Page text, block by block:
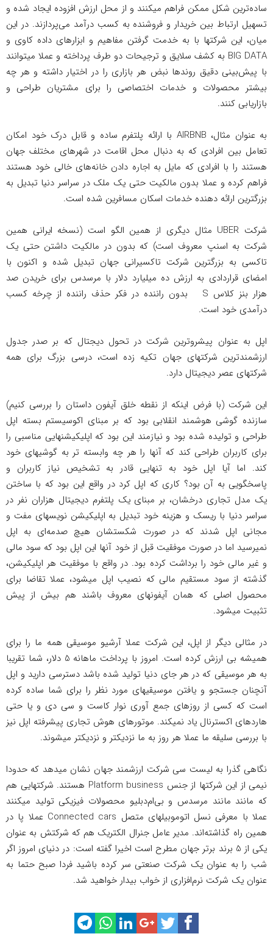
ساده‌ترین شکل ممکن فراهم میکنند و از محل ارزش افزوده ایجاد شده و
تسهیل ارتباط بین خریدار و فروشنده به کسب درآمد می‌پردازند. در این
میان، این شرکتها با به خدمت گرفتن مفاهیم و ابزارهای داده کاوی و
BIG DATA به کشف سلایق و ترجیحات دو طرف پرداخته و عملا میتوانند
با پیش‌بینی دقیق روندها نبض هر بازاری را در اختیار داشته و هر چه
بیشتر محصولات و خدمات اختصاصی را برای مشتریان طراحی و
بازاریابی کنند.
به عنوان مثال، AIRBNB با ارائه پلتفرم ساده و قابل درک خود امکان
تعامل بین افرادی که به دنبال محل اقامت در شهرهای مختلف جهان
هستند را با افرادی که مایل به اجاره دادن خانه‌های خالی خود هستند
فراهم کرده و عملا بدون مالکیت حتی یک ملک در سراسر دنیا تبدیل به
بزرگترین ارائه دهنده خدمات اسکان مسافرین شده است.
شرکت UBER مثال دیگری از همین الگو است (نسخه ایرانی همین
شرکت به اسنپ معروف است) که بدون در مالکیت داشتن حتی یک
تاکسی به بزرگترین شرکت تاکسیرانی جهان تبدیل شده و اکنون با
امضای قراردادی به ارزش ده میلیارد دلار با مرسدس برای خریدن صد
هزار بنز کلاس S بدون راننده در فکر حذف راننده از چرخه کسب
درآمدی خود است.
اپل به عنوان پیشروترین شرکت در تحول دیجتال که بر صدر جدول
ارزشمندترین شرکتهای جهان تکیه زده است، درسی بزرگ برای همه
شرکتهای عصر دیجیتال دارد.
این شرکت (با فرض اینکه از نقطه خلق آیفون داستان را بررسی کنیم)
سازنده گوشی هوشمند انقلابی بود که بر مبنای اکوسیستم بسته اپل
طراحی و تولیده شده بود و نیازمند این بود که اپلیکیشنهایی مناسبی را
برای کاربران طراحی کند که آنها را هر چه وابسته تر به گوشیهای خود
کند. اما آیا اپل خود به تنهایی قادر به تشخیص نیاز کاربران و
پاسخگویی به آن بود؟ کاری که اپل کرد در واقع این بود که با ساختن
یک مدل تجاری درخشان، بر مبنای یک پلتفرم دیجیتال هزاران نفر در
سراسر دنیا با ریسک و هزینه خود تبدیل به اپلیکیشن نویسهای مفت و
مجانی اپل شدند که در صورت شکستشان هیچ صدمه‌ای به اپل
نمیرسید اما در صورت موفقیت قبل از خود آنها این اپل بود که سود مالی
و غیر مالی خود را برداشت کرده بود. در واقع با موفقیت هر اپلیکیشن،
گذشته از سود مستقیم مالی که نصیب اپل میشود، عملا تقاضا برای
محصول اصلی که همان آیفونهای معروف باشند هم بیش از پیش
تثبیت میشود.
در مثالی دیگر از اپل، این شرکت عملا آرشیو موسیقی همه ما را برای
همیشه بی ارزش کرده است. امروز با پرداخت ماهانه 5 دلار، شما تقریبا
به هر موسیقی که در هر جای دنیا تولید شده باشد دسترسی دارید و اپل
آنچنان جستجو و یافتن موسیقیهای مورد نظر را برای شما ساده کرده
است که کسی از روزهای جمع آوری نوار کاست و سی دی و یا حتی
هاردهای اکسترنال یاد نمیکند. موتورهای هوش تجاری پیشرفته اپل نیز
با بررسی سلیقه ما عملا هر روز به ما نزدیکتر و نزدیکتر میشوند.
نگاهی گذرا به لیست سی شرکت ارزشمند جهان نشان میدهد که حدودا
نیمی از این شرکتها از جنس Platform business هستند. شرکتهایی هم
که مانند مانند مرسدس و بی‌ام‌دبلیو محصولات فیزیکی تولید میکنند
عملا با معرفی نسل اتوموبیلهای متصل Connected cars عملا پا در
همین راه گذاشته‌اند. مدیر عامل جنرال الکتریک هم که شرکتش به عنوان
یکی از 5 برند برتر جهان مطرح است اخیرا گفته است: در دنیای امروز اگر
شب را به عنوان یک شرکت صنعتی سر کرده باشید فردا صبح حتما به
عنوان یک شرکت نرم‌افزاری از خواب بیدار خواهید شد.